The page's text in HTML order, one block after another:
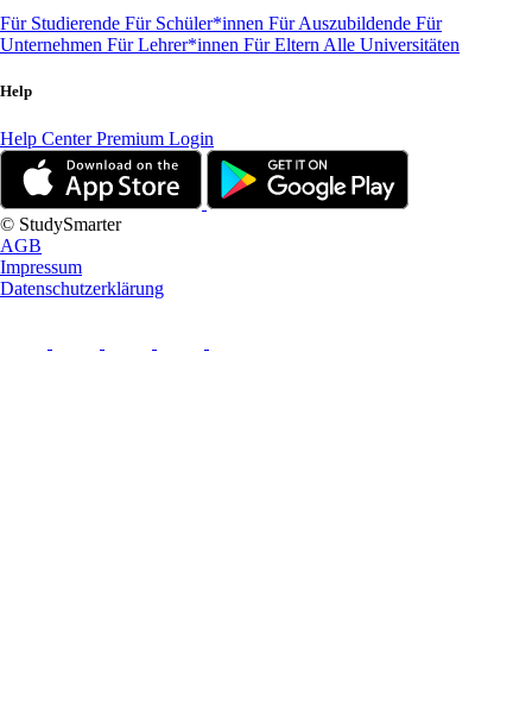
Für Studierende Für Schüler*innen Für Auszubildende Für
Unternehmen Für Lehrer*innen Für Eltern Alle Universitäten
Help
Help CenterPremium Login
© StudySmarter
AGB
Impressum
Datenschutzerklärung